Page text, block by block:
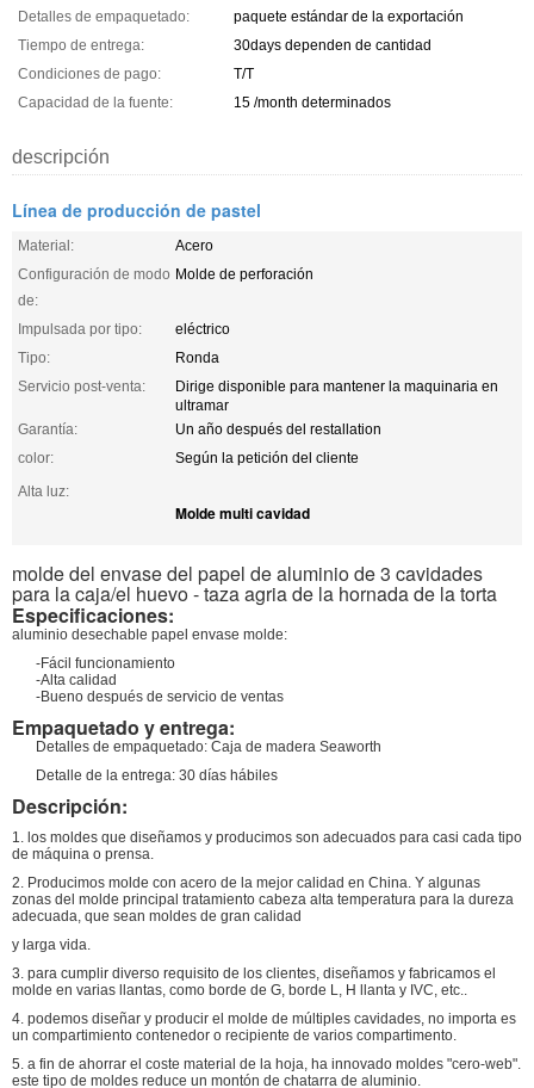
Detalles de empaquetado:
paquete estándar de la exportación
Tiempo de entrega:
30days dependen de cantidad
Condiciones de pago:
T/T
Capacidad de la fuente:
15 /month determinados
descripción
Línea de producción de pastel
Material:
Acero
Configuración de modo
de:
Molde de perforación
Impulsada por tipo:
eléctrico
Tipo:
Ronda
Servicio post-venta:
Dirige disponible para mantener la maquinaria en
ultramar
Garantía:
Un año después del restallation
color:
Según la petición del cliente
Alta luz:
Molde multi cavidad
molde del envase del papel de aluminio de 3 cavidades
para la caja/el huevo - taza agria de la hornada de la torta
Especificaciones:
aluminio desechable papel envase molde:
-Fácil funcionamiento
-Alta calidad
-Bueno después de servicio de ventas
Empaquetado y entrega:
Detalles de empaquetado: Caja de madera Seaworth
Detalle de la entrega: 30 días hábiles
Descripción:
1. los moldes que diseñamos y producimos son adecuados para casi cada tipo
de máquina o prensa.
2. Producimos molde con acero de la mejor calidad en China. Y algunas
zonas del molde principal tratamiento cabeza alta temperatura para la dureza
adecuada, que sean moldes de gran calidad
y larga vida.
3. para cumplir diverso requisito de los clientes, diseñamos y fabricamos el
molde en varias llantas, como borde de G, borde L, H llanta y IVC, etc..
4. podemos diseñar y producir el molde de múltiples cavidades, no importa es
un compartimiento contenedor o recipiente de varios compartimento.
5. a fin de ahorrar el coste material de la hoja, ha innovado moldes "cero-web".
este tipo de moldes reduce un montón de chatarra de aluminio.